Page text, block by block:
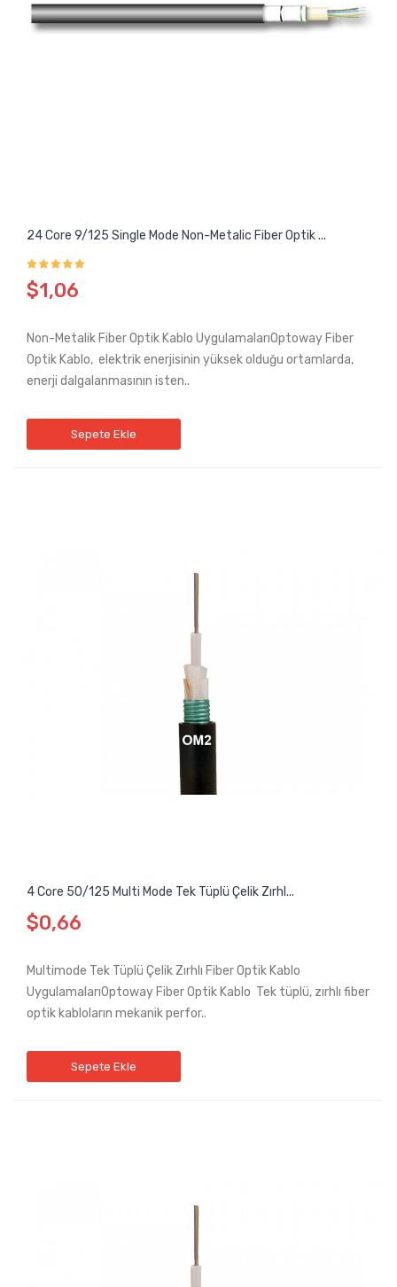
24 Core 9/125 Single Mode Non-Metalic Fiber Optik ...
$1,06
Non-Metalik Fiber Optik Kablo UygulamalarıOptoway Fiber
Optik Kablo, elektrik enerjisinin yüksek olduğu ortamlarda,
enerji dalgalanmasının isten..
Sepete Ekle
4 Core 50/125 Multi Mode Tek Tüplü Çelik Zırhl...
$0,66
Multimode Tek Tüplü Çelik Zırhlı Fiber Optik Kablo
UygulamalarıOptoway Fiber Optik Kablo Tek tüplü, zırhlı fiber
optik kabloların mekanik perfor..
Sepete Ekle